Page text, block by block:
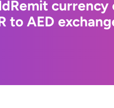
currency
to AED